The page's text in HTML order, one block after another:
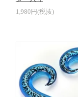
1,980円(税抜)